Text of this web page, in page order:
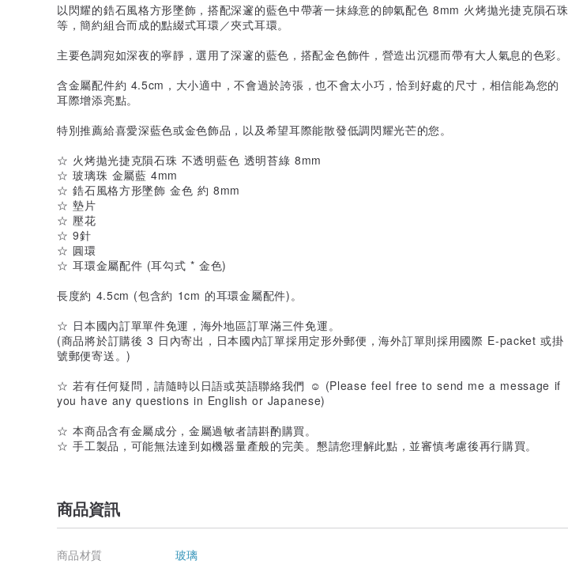
以閃耀的鋯石風格方形墜飾，搭配深邃的藍色中帶著一抹綠意的帥氣配色 8mm 火烤拋光捷克隕石珠
等，簡約組合而成的點綴式耳環／夾式耳環。
主要色調宛如深夜的寧靜，選用了深邃的藍色，搭配金色飾件，營造出沉穩而帶有大人氣息的色彩。
含金屬配件約 4.5cm，大小適中，不會過於誇張，也不會太小巧，恰到好處的尺寸，相信能為您的
耳際增添亮點。
特別推薦給喜愛深藍色或金色飾品，以及希望耳際能散發低調閃耀光芒的您。
☆ 火烤拋光捷克隕石珠 不透明藍色 透明苔綠 8mm
☆ 玻璃珠 金屬藍 4mm
☆ 鋯石風格方形墜飾 金色 約 8mm
☆ 墊片
☆ 壓花
☆ 9針
☆ 圓環
☆ 耳環金屬配件 (耳勾式 * 金色)
長度約 4.5cm (包含約 1cm 的耳環金屬配件)。
☆ 日本國內訂單單件免運，海外地區訂單滿三件免運。
(商品將於訂購後 3 日內寄出，日本國內訂單採用定形外郵便，海外訂單則採用國際 E-packet 或掛
號郵便寄送。)
☆ 若有任何疑問，請隨時以日語或英語聯絡我們 ☺ (Please feel free to send me a message if
you have any questions in English or Japanese)
☆ 本商品含有金屬成分，金屬過敏者請斟酌購買。
☆ 手工製品，可能無法達到如機器量產般的完美。懇請您理解此點，並審慎考慮後再行購買。
商品資訊
商品材質
玻璃